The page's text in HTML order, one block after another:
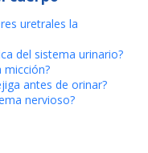
uretrales la
del sistema urinario?
micción?
antes de orinar?
nervioso?